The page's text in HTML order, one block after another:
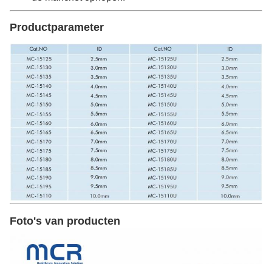
Productparameter
Foto's van producten